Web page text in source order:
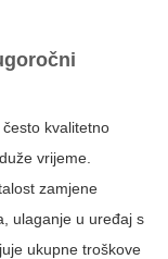
kvalitetno
vrijeme.
zamjene
ulaganje u uređaj s
ukupne troškove